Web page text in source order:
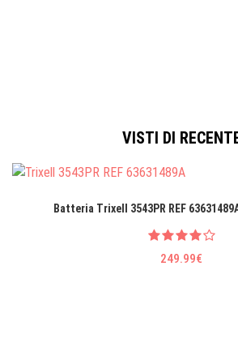
VISTI DI
Batteria Trixell 3543PR REF
249.99€